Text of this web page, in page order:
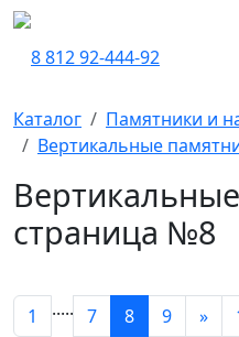
8 812 92-444-92
Каталог
Памятники и
Вертикальные
страница №8
1 ..... 7 8 9 »